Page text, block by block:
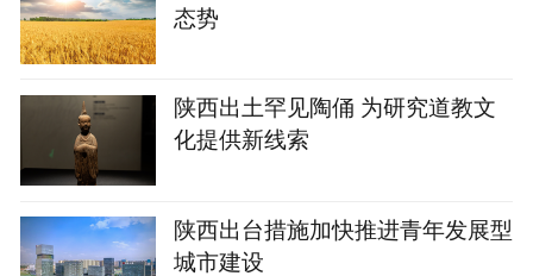
态势
陕西出土罕见陶俑 为研究道教文
化提供新线索
陕西出台措施加快推进青年发展型
城市建设